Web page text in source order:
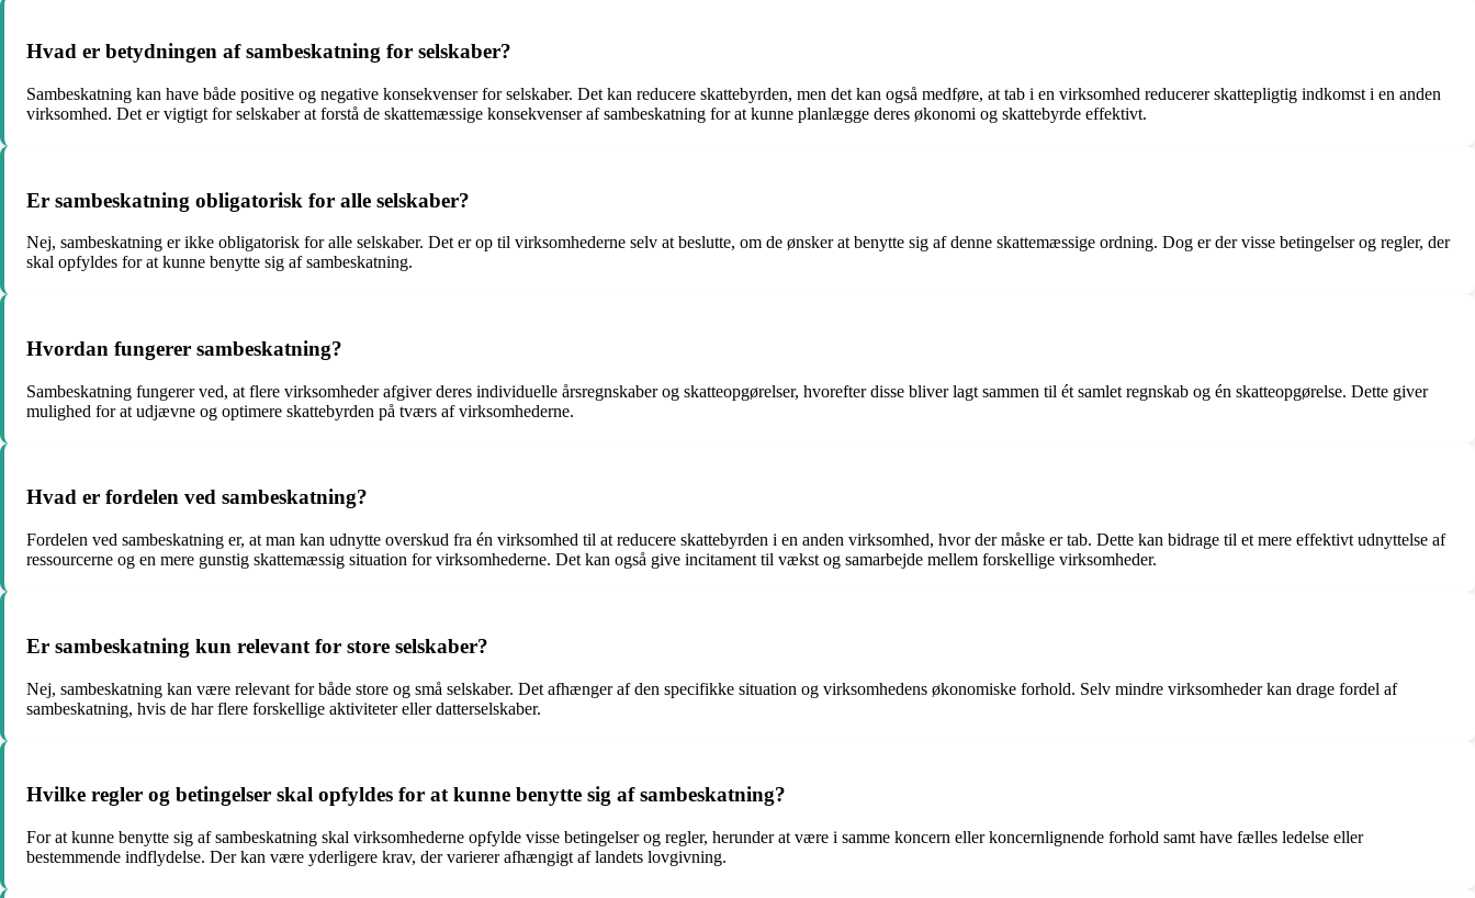
Hvad er betydningen af sambeskatning for selskaber?
Sambeskatning kan have både positive og negative konsekvenser for selskaber. Det kan reducere skattebyrden, men det kan også medføre, at tab i en virksomhed reducerer skattepligtig indkomst i en anden
virksomhed. Det er vigtigt for selskaber at forstå de skattemæssige konsekvenser af sambeskatning for at kunne planlægge deres økonomi og skattebyrde effektivt.
Er sambeskatning obligatorisk for alle selskaber?
Nej, sambeskatning er ikke obligatorisk for alle selskaber. Det er op til virksomhederne selv at beslutte, om de ønsker at benytte sig af denne skattemæssige ordning. Dog er der visse betingelser og regler, der
skal opfyldes for at kunne benytte sig af sambeskatning.
Hvordan fungerer sambeskatning?
Sambeskatning fungerer ved, at flere virksomheder afgiver deres individuelle årsregnskaber og skatteopgørelser, hvorefter disse bliver lagt sammen til ét samlet regnskab og én skatteopgørelse. Dette giver
mulighed for at udjævne og optimere skattebyrden på tværs af virksomhederne.
Hvad er fordelen ved sambeskatning?
Fordelen ved sambeskatning er, at man kan udnytte overskud fra én virksomhed til at reducere skattebyrden i en anden virksomhed, hvor der måske er tab. Dette kan bidrage til et mere effektivt udnyttelse af
ressourcerne og en mere gunstig skattemæssig situation for virksomhederne. Det kan også give incitament til vækst og samarbejde mellem forskellige virksomheder.
Er sambeskatning kun relevant for store selskaber?
Nej, sambeskatning kan være relevant for både store og små selskaber. Det afhænger af den specifikke situation og virksomhedens økonomiske forhold. Selv mindre virksomheder kan drage fordel af
sambeskatning, hvis de har flere forskellige aktiviteter eller datterselskaber.
Hvilke regler og betingelser skal opfyldes for at kunne benytte sig af sambeskatning?
For at kunne benytte sig af sambeskatning skal virksomhederne opfylde visse betingelser og regler, herunder at være i samme koncern eller koncernlignende forhold samt have fælles ledelse eller
bestemmende indflydelse. Der kan være yderligere krav, der varierer afhængigt af landets lovgivning.